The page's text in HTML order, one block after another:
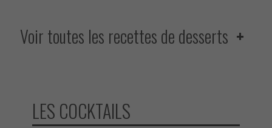
Voir toutes les recettes de desserts
LES COCKTAILS